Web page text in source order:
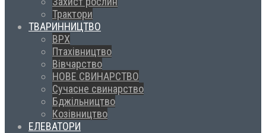
Трактори
ТВАРИННИЦТВО
ВРХ
Птахівництво
Вівчарство
НОВЕ СВИНАРСТВО
Сучасне свинарство
Бджільництво
Козівництво
ЕЛЕВАТОРИ